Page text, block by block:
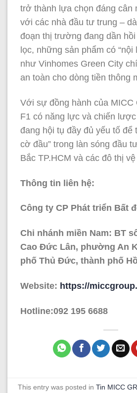
trở thành lựa chọn đáng cân
với các nhà đầu tư trung –
đoạn thị trường đang dần
lọc, những sản phẩm có “nội
như Vinhomes Green City
an toàn cho dòng tiền thông
Với sự đồng hành của MICC
F1 có năng lực và chiến
đang hội tụ đầy đủ yếu tố để
cờ đầu” trong làn sóng đầu
Bắc TP.HCM và các đô thị
Thông tin liên hệ:
Công ty CP Phát triển Bất
Chi nhánh miền Nam: BT
Cao Đức Lân, phường An
phố Thủ Đức, thành phố
Website: https://
Hotline:092 195 6688
This entry was posted inTin MICC